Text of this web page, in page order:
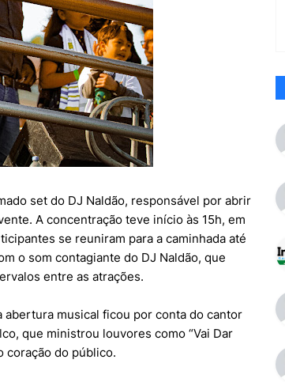
set do DJ Naldão, responsável por abrir
A concentração teve início às 15h, em
se reuniram para a caminhada até
o som contagiante do DJ Naldão, que
entre as atrações.
abertura musical ficou por conta do cantor
que ministrou louvores como “Vai Dar
coração do público.